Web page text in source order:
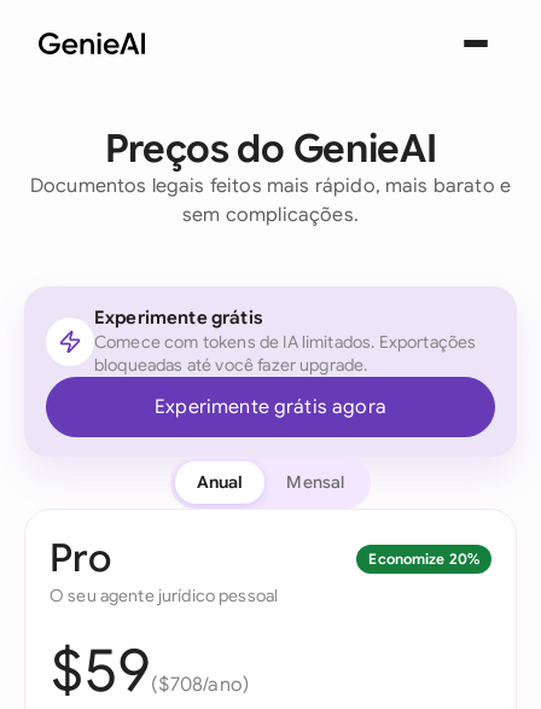
Preços do GenieAI
Documentos legais feitos mais rápido, mais barato e
sem complicações.
Experimente grátis
Comece com tokens de IA limitados. Exportações
bloqueadas até você fazer upgrade.
Experimente grátis agora
Anual Mensal
Pro Economize 20%
O seu agente jurídico pessoal
$59($708/ano)